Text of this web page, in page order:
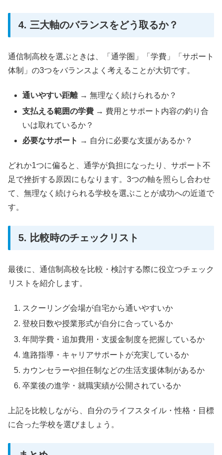
4. 三大軸のバランスをどう取るか？
通信制高校を選ぶときは、「通学圏」「学費」「サポート
体制」の3つをバランスよく考えることが大切です。
通いやすい距離→ 無理なく続けられるか？
支払える範囲の学費 → 費用とサポート内容の釣り合
いは取れているか？
必要なサポート → 自分に必要な支援があるか？
どれか1つに偏ると、通学が負担になったり、サポート不
足で挫折する原因にもなります。3つの軸を照らし合わせ
て、無理なく続けられる学校を選ぶことが成功への近道で
す。
5. 比較時のチェックリスト
最後に、通信制高校を比較・検討する際に役立つチェック
リストを紹介します。
スクーリング会場が自宅から通いやすいか
登校日数や授業形式が自分に合っているか
年間学費・追加費用・支援金制度を把握しているか
進路指導・キャリアサポートが充実しているか
カウンセラーや担任制などの生活支援体制があるか
卒業後の進学・就職実績が公開されているか
上記を比較しながら、自分のライフスタイル・性格・目標
に合った学校を選びましょう。